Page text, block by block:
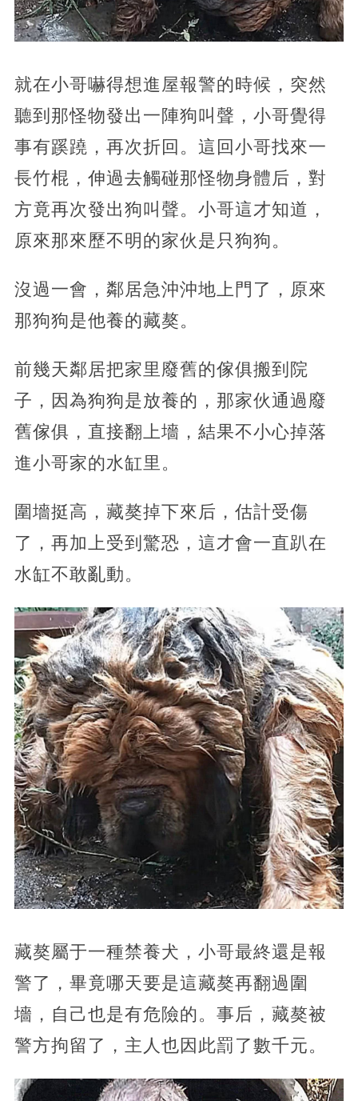
就在小哥嚇得想進屋報警的時候，突然
聽到那怪物發出一陣狗叫聲，小哥覺得
事有蹊蹺，再次折回。這回小哥找來一
長竹棍，伸過去觸碰那怪物身體后，對
方竟再次發出狗叫聲。小哥這才知道，
原來那來歷不明的家伙是只狗狗。
沒過一會，鄰居急沖沖地上門了，原來
那狗狗是他養的藏獒。
前幾天鄰居把家里廢舊的傢俱搬到院
子，因為狗狗是放養的，那家伙通過廢
舊傢俱，直接翻上墻，結果不小心掉落
進小哥家的水缸里。
圍墻挺高，藏獒掉下來后，估計受傷
了，再加上受到驚恐，這才會一直趴在
水缸不敢亂動。
藏獒屬于一種禁養犬，小哥最終還是報
警了，畢竟哪天要是這藏獒再翻過圍
墻，自己也是有危險的。事后，藏獒被
警方拘留了，主人也因此罰了數千元。